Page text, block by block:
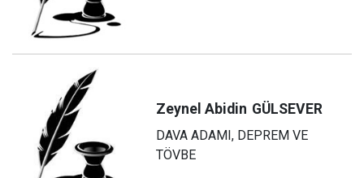
Zeynel Abidin GÜLSEVER
DAVA ADAMI, DEPREM VE
TÖVBE